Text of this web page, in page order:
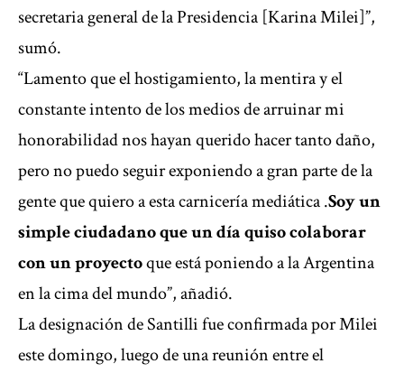
secretaria general de la Presidencia [Karina Milei]”,
sumó.
“Lamento que el hostigamiento, la mentira y el
constante intento de los medios de arruinar mi
honorabilidad nos hayan querido hacer tanto daño,
pero no puedo seguir exponiendo a gran parte de la
gente que quiero a esta carnicería mediática .Soy un
simple ciudadano que un día quiso colaborar
con un proyectoque está poniendo a la Argentina
en la cima del mundo”, añadió.
La designación de Santilli fue confirmada por Milei
este domingo, luego de una reunión entre el